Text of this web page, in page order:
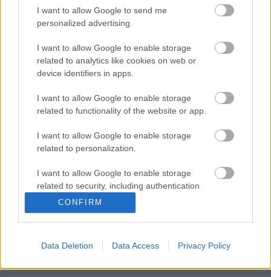
I want to allow Google to send me
personalized advertising.
I want to allow Google to enable storage
related to analytics like cookies on web or
device identifiers in apps.
I want to allow Google to enable storage
related to functionality of the website or app.
I want to allow Google to enable storage
related to personalization.
I want to allow Google to enable storage
related to security, including authentication
functionality and fraud prevention, and other
user protection.
CONFIRM
Data Deletion Data Access Privacy Policy
bemutatóval lép a közönség elé …
A nap fotója – Csodaország
hátulnézetben
Duda Éva és társulatának Wonderland című
bemutatója „szép új világunkat” mutatja meg a
mozgás nyelvén.
„Nincs politikai immunrendszerünk”
TörökÁkos 2019. november 04.
tapasztalhatjuk meg, hogyan működik a